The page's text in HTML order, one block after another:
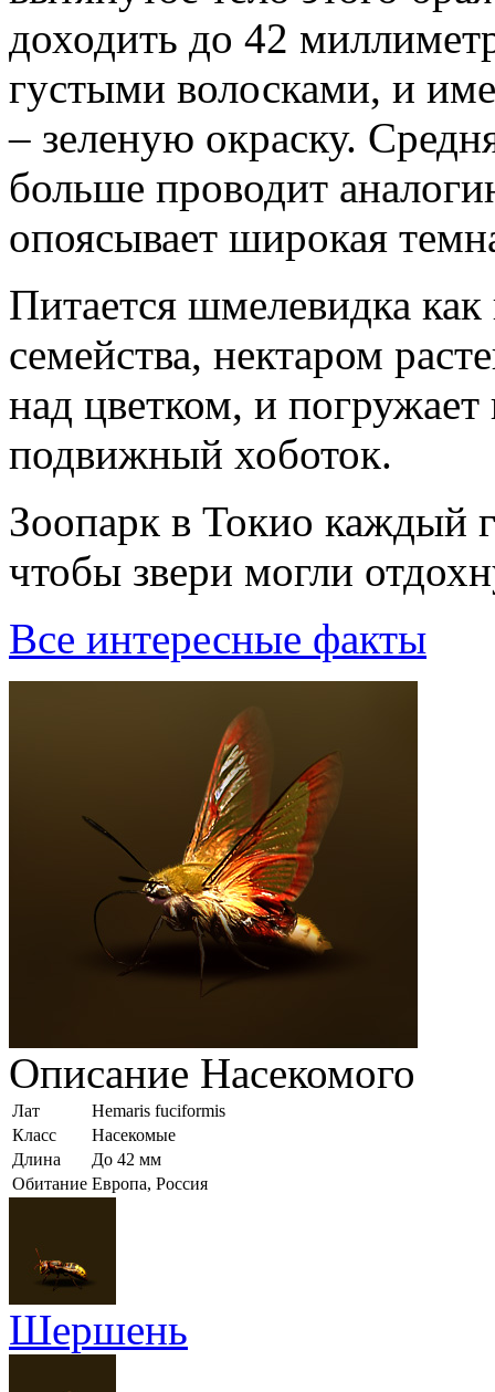
доходить до 42
густыми волосками, и
– зеленую окраску.
больше проводит
опоясывает широкая
Питается шмелевидка как
семейства, нектаром
над цветком, и
подвижный хоботок.
Зоопаpк в Токио каждый
чтобы звеpи могли
Все интересные факты
Описание Насекомого
Лат
Hemaris fuciformis
Класс
Насекомые
Длина
До 42 мм
Обитание Европа, Россия
Шершень